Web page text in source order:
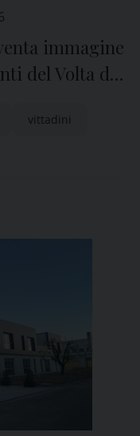
immagine
del Volta di
vittadini